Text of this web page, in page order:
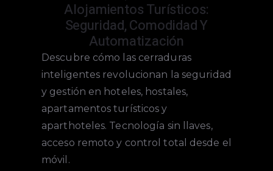
Alojamientos Turísticos:
Seguridad, Comodidad Y
Automatización
Descubre cómo las cerraduras
inteligentes revolucionan la seguridad
y gestión en hoteles, hostales,
apartamentos turísticos y
aparthoteles. Tecnología sin llaves,
acceso remoto y control total desde el
móvil.